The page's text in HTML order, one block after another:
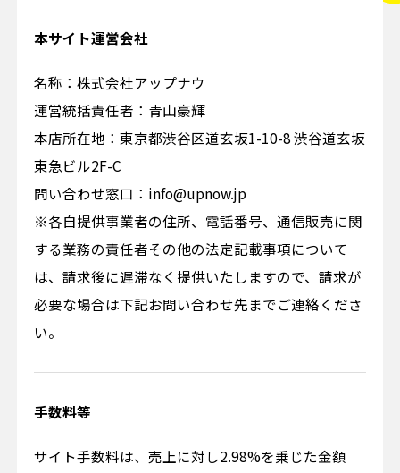
本サイト運営会社
名称：株式会社アップナウ
運営統括責任者：青山豪輝
本店所在地：東京都渋谷区道玄坂1-10-8 渋谷道玄坂
東急ビル2F-C
問い合わせ窓口：info@upnow.jp
※各自提供事業者の住所、電話番号、通信販売に関
する業務の責任者その他の法定記載事項について
は、請求後に遅滞なく提供いたしますので、請求が
必要な場合は下記お問い合わせ先までご連絡くださ
い。
手数料等
サイト⼿数料は、売上に対し2.98%を乗じた⾦額